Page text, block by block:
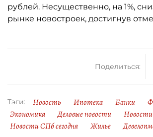
рублей. Несущественно, на 1%,
рынке новостроек, достигнув
Поделиться:
Тэги: Новость Ипотека Банки
Экономика
Деловые новости
Новости СПб сегодня
Жилье